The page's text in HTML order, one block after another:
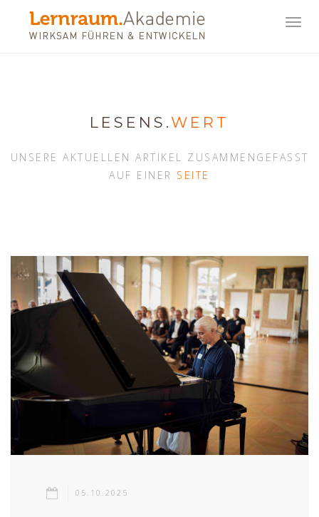
LESENS. WERT
UNSERE AKTUELLEN ARTIKEL ZUSAMMENGEFASST
AUF EINER SEITE
05.10.2025